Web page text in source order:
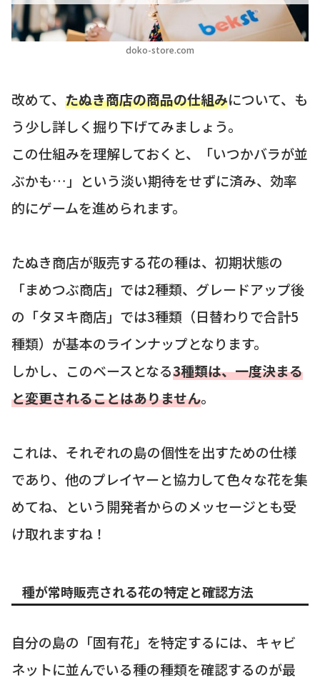
doko-store.com
改めて、 たぬき商店の商品の仕組みについて、も
う少し詳しく掘り下げてみましょう。
この仕組みを理解しておくと、「いつかバラが並
ぶかも…」という淡い期待をせずに済み、効率
的にゲームを進められます。
たぬき商店が販売する花の種は、初期状態の
「まめつぶ商店」では2種類、グレードアップ後
の「タヌキ商店」では3種類（日替わりで合計5
種類）が基本のラインナップとなります。
しかし、このベースとなる3種類は、一度決まる
と変更されることはありません。
これは、それぞれの島の個性を出すための仕様
であり、他のプレイヤーと協力して色々な花を集
めてね、という開発者からのメッセージとも受
け取れますね！
種が常時販売される花の特定と確認方法
自分の島の「固有花」を特定するには、キャビ
ネットに並んでいる種の種類を確認するのが最